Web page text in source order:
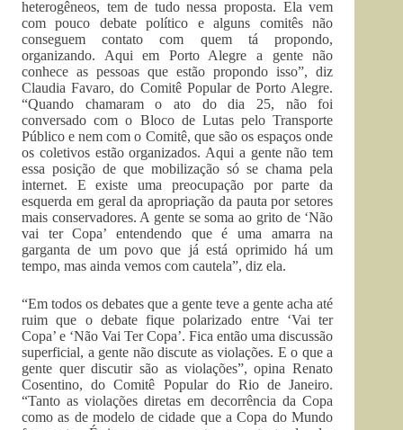
heterogêneos, tem de tudo nessa proposta. Ela vem
com pouco debate político e alguns comitês não
conseguem contato com quem tá propondo,
organizando. Aqui em Porto Alegre a gente não
conhece as pessoas que estão propondo isso”, diz
Claudia Favaro, do Comitê Popular de Porto Alegre.
“Quando chamaram o ato do dia 25, não foi
conversado com o Bloco de Lutas pelo Transporte
Público e nem com o Comitê, que são os espaços onde
os coletivos estão organizados. Aqui a gente não tem
essa posição de que mobilização só se chama pela
internet. E existe uma preocupação por parte da
esquerda em geral da apropriação da pauta por setores
mais conservadores. A gente se soma ao grito de ‘Não
vai ter Copa’ entendendo que é uma amarra na
garganta de um povo que já está oprimido há um
tempo, mas ainda vemos com cautela”, diz ela.
“Em todos os debates que a gente teve a gente acha até
ruim que o debate fique polarizado entre ‘Vai ter
Copa’ e ‘Não Vai Ter Copa’. Fica então uma discussão
superficial, a gente não discute as violações. E o que a
gente quer discutir são as violações”, opina Renato
Cosentino, do Comitê Popular do Rio de Janeiro.
“Tanto as violações diretas em decorrência da Copa
como as de modelo de cidade que a Copa do Mundo